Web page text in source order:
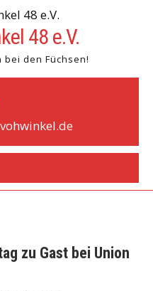
48 e.V.
bei den Füchsen!
zu Gast bei Union